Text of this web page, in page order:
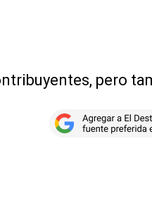
pero